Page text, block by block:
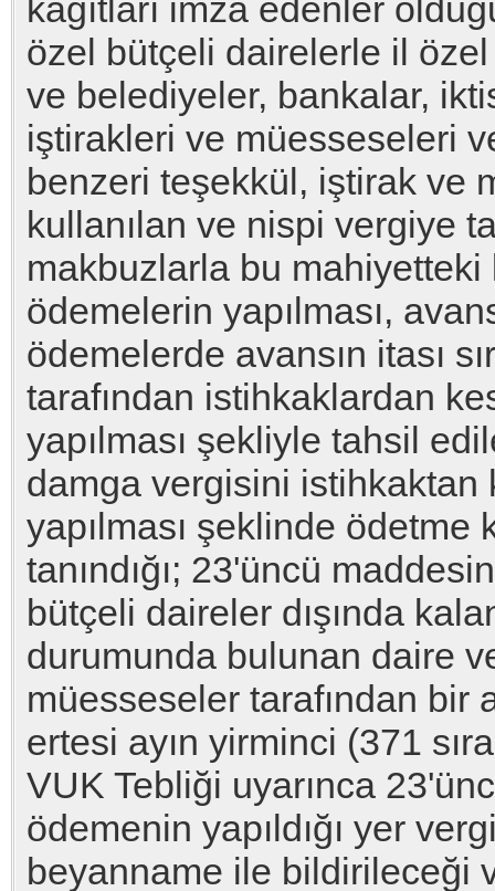
kağıtları imza edenler
özel bütçeli dairelerle il
ve belediyeler, bankalar,
iştirakleri ve müesseseleri
benzeri teşekkül, iştirak ve
kullanılan ve nispi vergiye
makbuzlarla bu mahiyetteki
ödemelerin yapılması,
ödemelerde avansın itası
tarafından istihkaklardan
yapılması şekliyle tahsil
damga vergisini istihkaktan
yapılması şeklinde ödetme
tanındığı; 23'üncü
bütçeli daireler dışında
durumunda bulunan daire
müesseseler tarafından
ertesi ayın yirminci (371
VUK Tebliği uyarınca
ödemenin yapıldığı yer
beyanname ile bildirileceği